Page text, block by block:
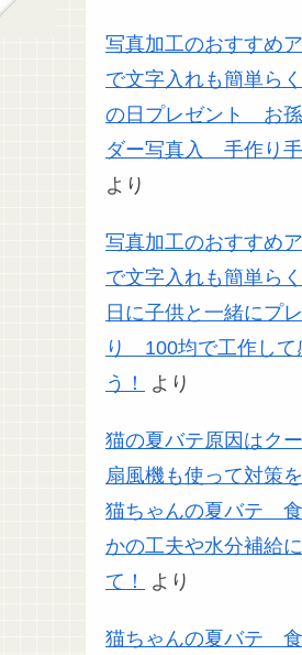
写真加工のおすすめ
で文字入れも簡単らく
の日プレゼント お
ダー写真入 手作り手
より
写真加工のおすすめ
で文字入れも簡単らく
日に子供と一緒にプ
り 100均で工作して
う！
より
猫の夏バテ原因はク
扇風機も使って対策
猫ちゃんの夏バテ 食
かの工夫や水分補給
て！
より
猫ちゃんの夏バテ 食